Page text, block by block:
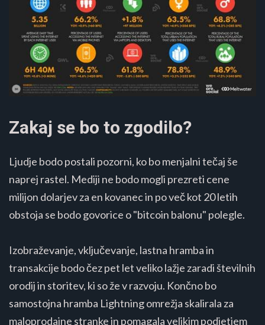
Zakaj se bo to zgodilo?
Ljudje bodo postali pozorni, ko bo menjalni tečaj še
naprej rastel. Mediji ne bodo mogli prezreti cene
milijon dolarjev za en kovanec in po več kot 20 letih
obstoja se bodo govorice o "bitcoin balonu" polegle.
Izobraževanje, vključevanje, lastna hramba in
transakcije bodo čez pet let veliko lažje zaradi številnih
orodij in storitev, ki so že v razvoju. Končno bo
samostojna hramba Lightning omrežja skalirala za
maloprodajne stranke in pomagala velikim podjetjem